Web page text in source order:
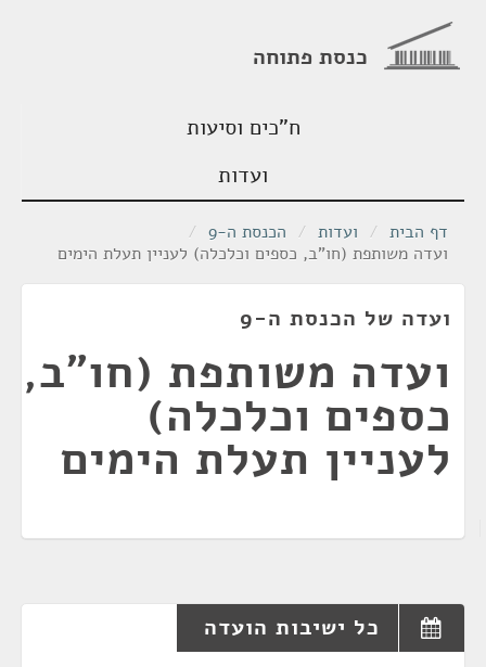
כנסת פתוחה
ח"כים וסיעות
ועדות
דף הבית / ועדות / הכנסת ה-9
/
ועדה משותפת (חו"ב, כספים וכלכלה) לעניין תעלת הימים
ועדה של הכנסת ה-9
ועדה משותפת (חו"ב,
כספים וכלכלה)
לעניין תעלת הימים
כל ישיבות הועדה